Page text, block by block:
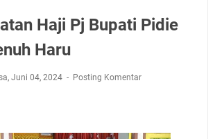
Haji Pj Bupati Pidie
Haru
Juni 04, 2024 Posting Komentar